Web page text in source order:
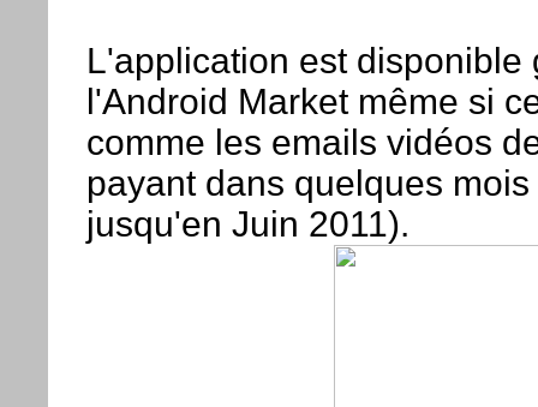
L'application est disponible
l'Android Market même si
comme les emails vidéos
payant dans quelques
jusqu'en Juin 2011).